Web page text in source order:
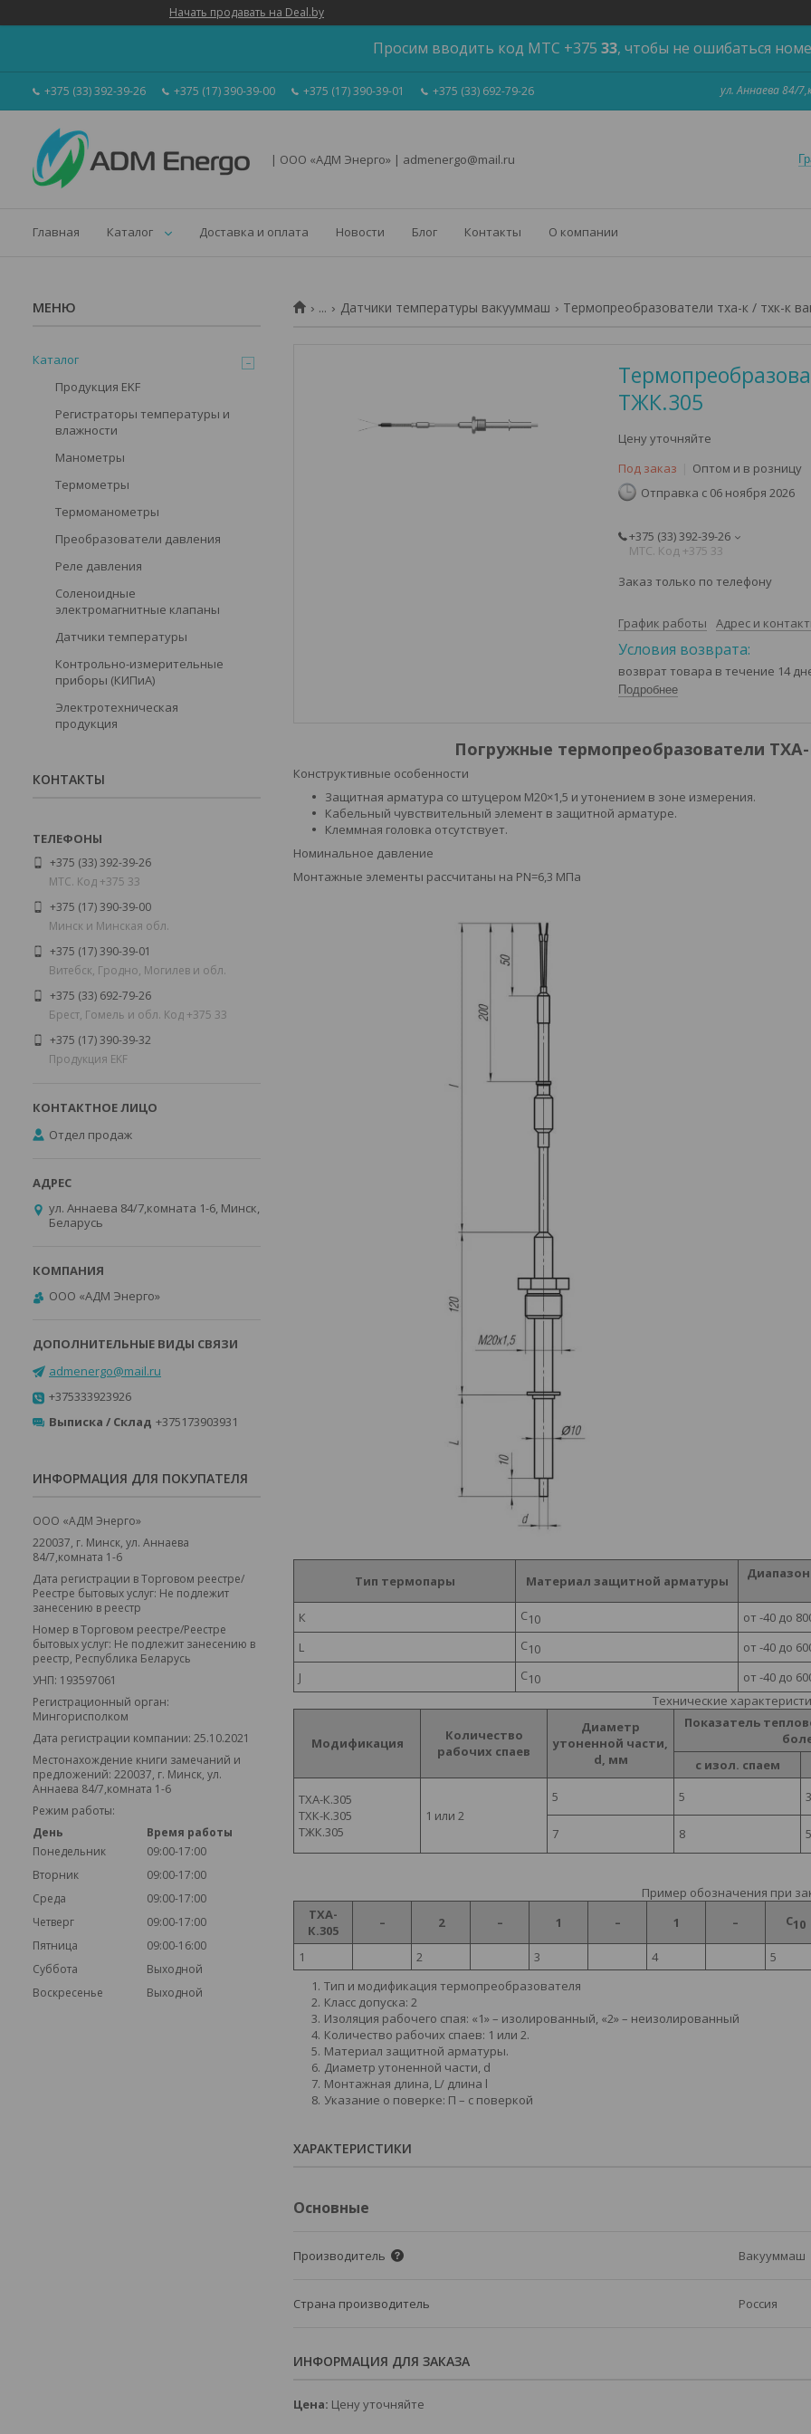
Начать продавать на Deal.by
Просим вводить код МТС +375 33, чтобы не ошибаться
+375 (33) 392-39-26 +375 (17) 390-39-00 +375 (17) 390-39-01 +375 (33) 692-79-26 ул. Аннаева 84/
| ООО «АДМ Энерго» | admenergo@mail.ru
Главная Каталог Доставка и оплата Новости Блог Контакты О компании
... Датчики температуры вакууммаш Термопреобразователи тха-к / тхк-к
ТЖК.305
Цену уточняйте
Под заказ
Оптом и в розницу
Отправка с 06 ноября 2026
+375 (33) 392-39-26
МТС. Код +375 33
Заказ только по телефону
График работы Адрес и
возврат товара в течение 14
Подробнее
Погружные термопреобразователи
Конструктивные особенности
Защитная арматура со штуцером М20×1,5 и утонением в зоне измерения.
Кабельный чувствительный элемент в защитной арматуре.
Клеммная головка отсутствует.
Номинальное давление
Монтажные элементы рассчитаны на PN=6,3 МПа
Тип термопары Материал защитной арматуры
К
С10 от -40 до
L
С10 от -40 до
J
С10 от -40 до
Технические
Модификация
Количество
рабочих спаев
Диаметр
утоненной части,
d, мм
Показатель
с изол. спаем
ТХА-К.305
ТХК-К.305
ТЖК.305
1 или 2
5 5 3
7 8 5
Пример обозначения при
ТХА-
К.305
– 2 – 1 – 1 – С10
1 2 3 4 5
Тип и модификация термопреобразователя
Класс допуска: 2
Изоляция рабочего спая: «1» – изолированный, «2» – неизолированный
Количество рабочих спаев: 1 или 2.
Материал защитной арматуры.
Диаметр утоненной части, d
Монтажная длина, L/ длина l
Указание о поверке: П – с поверкой
ХАРАКТЕРИСТИКИ
Основные
Производитель Вакууммаш
Страна производитель Россия
ИНФОРМАЦИЯ ДЛЯ ЗАКАЗА
Цена: Цену уточняйте
Каталог
Продукция EKF
Регистраторы температуры и
влажности
Манометры
Термометры
Термоманометры
Преобразователи давления
Реле давления
Соленоидные
электромагнитные клапаны
Датчики температуры
Контрольно-измерительные
приборы (КИПиА)
Электротехническая
продукция
КОНТАКТЫ
+375 (33) 392-39-26
МТС. Код +375 33
+375 (17) 390-39-00
Минск и Минская обл.
+375 (17) 390-39-01
Витебск, Гродно, Могилев и обл.
+375 (33) 692-79-26
Брест, Гомель и обл. Код +375 33
+375 (17) 390-39-32
Продукция EKF
Отдел продаж
ул. Аннаева 84/7,комната 1-6, Минск,
Беларусь
ООО «АДМ Энерго»
admenergo@mail.ru
+375333923926
Выписка / Склад +375173903931
ИНФОРМАЦИЯ ДЛЯ ПОКУПАТЕЛЯ
ООО «АДМ Энерго»
220037, г. Минск, ул. Аннаева
84/7,комната 1-6
Дата регистрации в Торговом реестре/
Реестре бытовых услуг: Не подлежит
занесению в реестр
Номер в Торговом реестре/Реестре
бытовых услуг: Не подлежит занесению в
реестр, Республика Беларусь
УНП: 193597061
Регистрационный орган:
Мингорисполком
Дата регистрации компании: 25.10.2021
Местонахождение книги замечаний и
предложений: 220037, г. Минск, ул.
Аннаева 84/7,комната 1-6
Режим работы:
День
Время работы
Понедельник
09:00-17:00
Вторник
09:00-17:00
Среда
09:00-17:00
Четверг
09:00-17:00
Пятница
09:00-16:00
Суббота
Выходной
Воскресенье
Выходной